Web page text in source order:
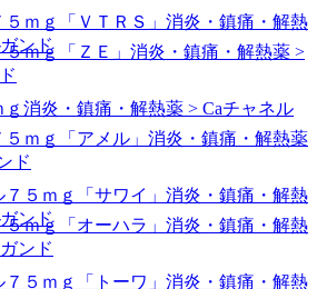
ｍｇ「ＶＴＲＳ」 消炎・鎮痛・解熱
ンド
消炎・鎮痛・解熱薬 > Caチャネル
５ｍｇ「サワイ」 消炎・鎮痛・解熱
ンド
５ｍｇ「トーワ」 消炎・鎮痛・解熱
ｍｇ「ＺＥ」 消炎・鎮痛・解熱薬 >
ｍｇ「アメル」 消炎・鎮痛・解熱薬
ド
ｍｇ「オーハラ」 消炎・鎮痛・解熱
ンド